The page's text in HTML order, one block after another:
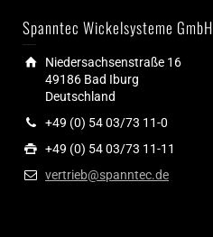
Spanntec Wickelsysteme GmbH
Niedersachsenstraße 16
49186 Bad Iburg
Deutschland
+49 (0) 54 03/73 11-0
+49 (0) 54 03/73 11-11
vertrieb@spanntec.de